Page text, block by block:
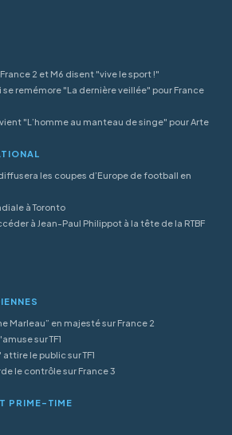
2 et M6 disent "vive le sport !"
se remémore "La dernière veillée" pour France
"L’homme au manteau de singe" pour Arte
les coupes d’Europe de football en
à Toronto
à Jean-Paul Philippot à la tête de la RTBF
Marleau” en majesté sur France 2
sur TF1
le public sur TF1
le contrôle sur France 3
PRIME-TIME